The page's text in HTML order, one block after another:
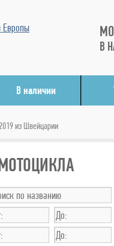
В
В наличии
из Швейцарии